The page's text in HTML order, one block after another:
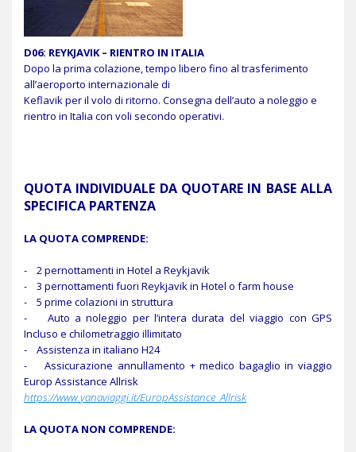
D06: REYKJAVIK – RIENTRO IN ITALIA
Dopo la prima colazione, tempo libero fino al trasferimento
all’aeroporto internazionale di
Keflavik per il volo di ritorno. Consegna dell’auto a noleggio e
rientro in Italia con voli secondo operativi.
QUOTA INDIVIDUALE DA QUOTARE IN BASE ALLA
SPECIFICA PARTENZA
LA QUOTA COMPRENDE:
- 2 pernottamenti in Hotel a Reykjavik
- 3 pernottamenti fuori Reykjavik in Hotel o farm house
- 5 prime colazioni in struttura
- Auto a noleggio per l’intera durata del viaggio con GPS
Incluso e chilometraggio illimitato
- Assistenza in italiano H24
- Assicurazione annullamento + medico bagaglio in viaggio
Europ Assistance Allrisk
https://www.yanaviaggi.it/EuropAssistance_Allrisk
LA QUOTA NON COMPRENDE: